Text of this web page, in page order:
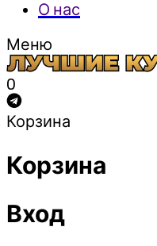
О нас
Меню
0
Корзина
Корзина
Вход